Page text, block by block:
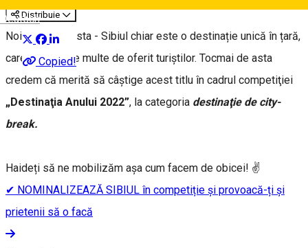
DeutschDistribuie
Copied!
Noi știm deja asta - Sibiul chiar este o destinație unică în țară,
care are atât de multe de oferit turiștilor. Tocmai de asta
credem că merită să câștige acest titlu în cadrul competiţiei
„Destinaţia Anului 2022”, la categoria destinaţie de city-
break.
Haideți să ne mobilizăm așa cum facem de obicei! ✌️
✔ NOMINALIZEAZĂ SIBIUL în competiție și provoacă-ți și
prietenii să o facă